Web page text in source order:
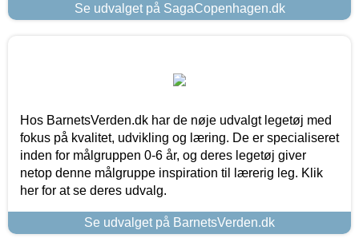
Se udvalget på SagaCopenhagen.dk
Hos BarnetsVerden.dk har de nøje udvalgt legetøj med
fokus på kvalitet, udvikling og læring. De er specialiseret
inden for målgruppen 0-6 år, og deres legetøj giver
netop denne målgruppe inspiration til lærerig leg. Klik
her for at se deres udvalg.
Se udvalget på BarnetsVerden.dk